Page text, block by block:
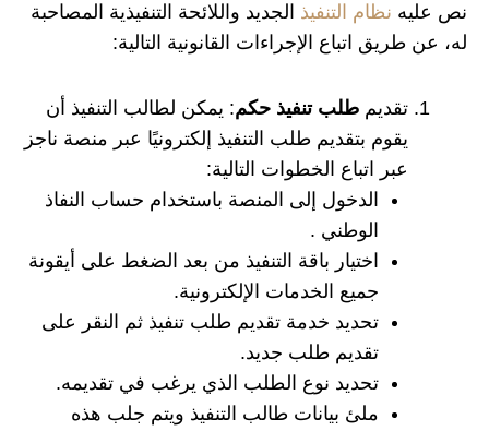
نص عليه نظام التنفيذ الجديد واللائحة التنفيذية المصاحبة
له، عن طريق اتباع الإجراءات القانونية التالية:
تقديم طلب تنفيذ حكم: يمكن لطالب التنفيذ أن
يقوم بتقديم طلب التنفيذ إلكترونيًا عبر منصة ناجز
عبر اتباع الخطوات التالية:
الدخول إلى المنصة باستخدام حساب النفاذ
الوطني .
اختيار باقة التنفيذ من بعد الضغط على أيقونة
جميع الخدمات الإلكترونية.
تحديد خدمة تقديم طلب تنفيذ ثم النقر على
تقديم طلب جديد.
تحديد نوع الطلب الذي يرغب في تقديمه.
ملئ بيانات طالب التنفيذ ويتم جلب هذه